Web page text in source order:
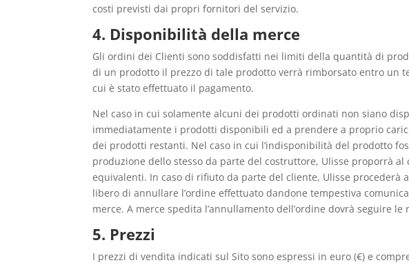
costi previsti dai propri fornitori del servizio.
4. Disponibilità della merce
Gli ordini dei Clienti sono soddisfatti nei limiti della quantità di
di un prodotto il prezzo di tale prodotto verrà rimborsato entro un
cui è stato effettuato il pagamento.
Nel caso in cui solamente alcuni dei prodotti ordinati non siano
immediatamente i prodotti disponibili ed a prendere a proprio
dei prodotti restanti. Nel caso in cui l’indisponibilità del prodotto
produzione dello stesso da parte del costruttore, Ulisse proporrà
equivalenti. In caso di rifiuto da parte del cliente, Ulisse
libero di annullare l’ordine effettuato dandone tempestiva
merce. A merce spedita l’annullamento dell’ordine dovrà seguire
5. Prezzi
I prezzi di vendita indicati sul Sito sono espressi in euro (€) e